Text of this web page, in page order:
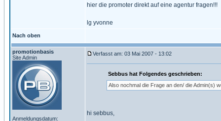
hier die promoter direkt auf eine agentur fragen!!!
lg yvonne
Nach oben
promotionbasis
Site Admin
Anmeldungsdatum:
Verfasst am: 03 Mai 2007 - 13:02
Sebbus hat Folgendes geschrieben:
Also nochmal die Frage an den/ die Admin(s)
hi sebbus,